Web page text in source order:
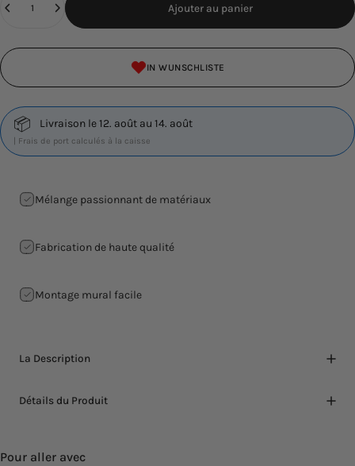
Ajouter au panier
IN WUNSCHLISTE
📦 Livraison le 12. août au 14. août
| Frais de port calculés à la caisse
Mélange passionnant de matériaux
Fabrication de haute qualité
Montage mural facile
La Description
Détails du Produit
Pour aller avec